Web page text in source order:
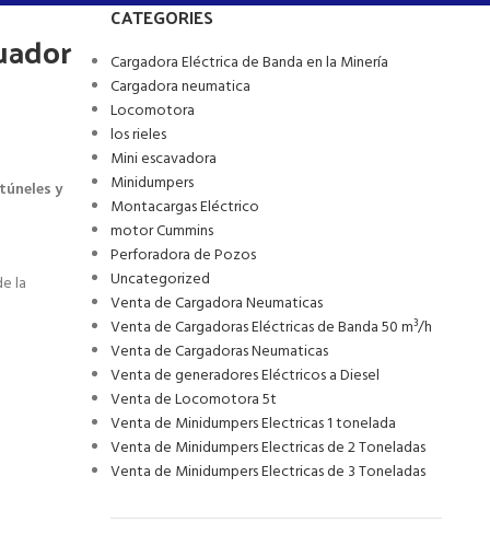
y
la
CATEGORIES
Cargadora Eléctrica de Banda en la Minería
Cargadora neumatica
Locomotora
los rieles
Mini escavadora
Minidumpers
Montacargas Eléctrico
motor Cummins
Perforadora de Pozos
Uncategorized
Venta de Cargadora Neumaticas
Venta de Cargadoras Eléctricas de Banda 50 m³/h
Venta de Cargadoras Neumaticas
Venta de generadores Eléctricos a Diesel
Venta de Locomotora 5t
Venta de Minidumpers Electricas 1 tonelada
Venta de Minidumpers Electricas de 2 Toneladas
Venta de Minidumpers Electricas de 3 Toneladas